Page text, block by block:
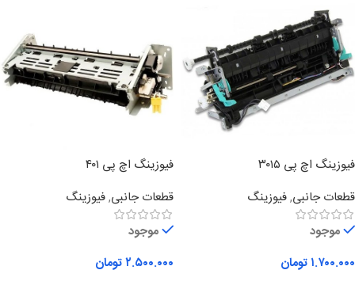
فیوزینگ اچ پی ۳۰۱۵
قطعات جانبی,فیوزینگ
موجود
۱.۷۰۰.۰۰۰ تومان
فیوزینگ اچ پی ۴۰۱
قطعات جانبی,فیوزینگ
موجود
۲.۵۰۰.۰۰۰تومان